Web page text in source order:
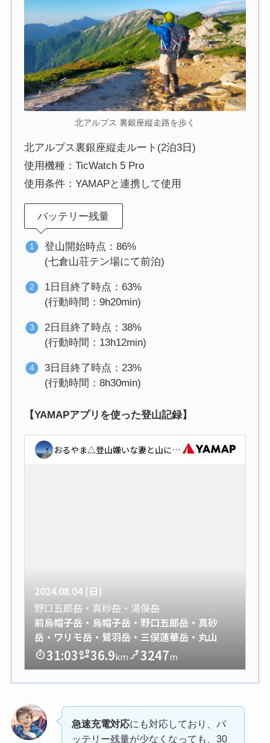
北アルプス 裏銀座縦走路を歩く
北アルプス裏銀座縦走ルート(2泊3日)
使用機種：TicWatch 5 Pro
使用条件：YAMAPと連携して使用
バッテリー残量
登山開始時点：86%
(七倉山荘テン場にて前泊)
1日目終了時点：63%
(行動時間：9h20min)
2日目終了時点：38%
(行動時間：13h12min)
3日目終了時点：23%
(行動時間：8h30min)
【YAMAPアプリを使った登山記録】
急速充電対応にも対応しており、バ
ッテリー残量が少なくなっても、30